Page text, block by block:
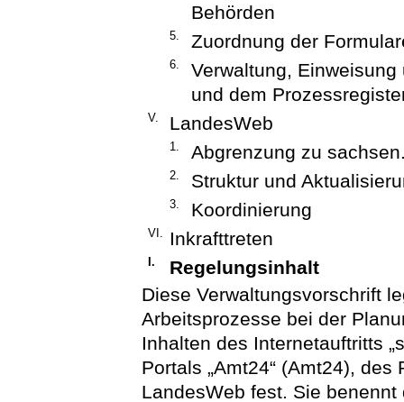
Behörden
5. Zuordnung der
6.
Verwaltung,
und dem
V. LandesWeb
1. Abgrenzung zu
2. Struktur und
3. Koordinierung
VI. Inkrafttreten
I.
Regelungsinhalt
Diese Verwaltungsvorschrift
Arbeitsprozesse bei der
Inhalten des Internetauftritts
Portals „Amt24“ (Amt24),
LandesWeb fest. Sie